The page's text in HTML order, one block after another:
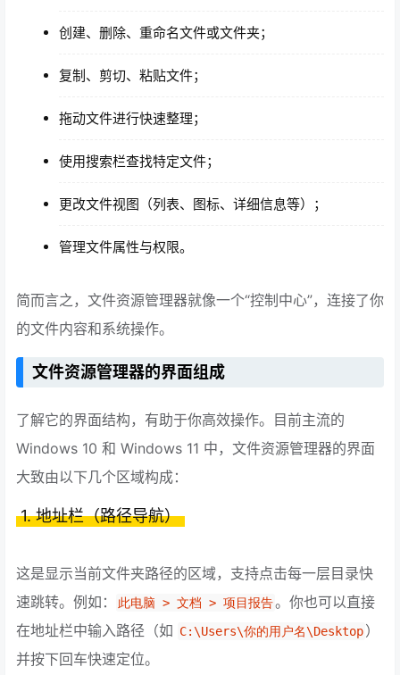
创建、删除、重命名文件或文件夹；
复制、剪切、粘贴文件；
拖动文件进行快速整理；
使用搜索栏查找特定文件；
更改文件视图（列表、图标、详细信息等）；
管理文件属性与权限。
简而言之，文件资源管理器就像一个“控制中心”，连接了你
的文件内容和系统操作。
文件资源管理器的界面组成
了解它的界面结构，有助于你高效操作。目前主流的
Windows 10 和 Windows 11 中，文件资源管理器的界面
大致由以下几个区域构成：
1. 地址栏（路径导航）
这是显示当前文件夹路径的区域，支持点击每一层目录快
速跳转。例如：
此电脑 > 文档 > 项目报告。你也可以直接
在地址栏中输入路径（如 C:\Users\你的用户名\Desktop）
并按下回车快速定位。